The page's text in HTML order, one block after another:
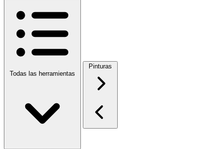
Todas las herramientas
Pinturas